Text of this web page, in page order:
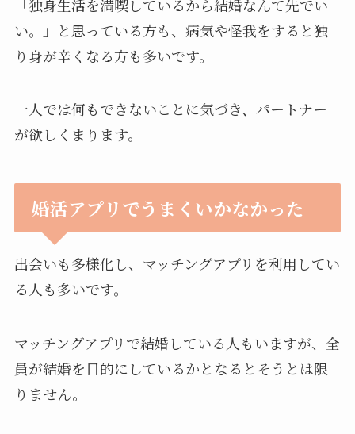
「独身生活を満喫しているから結婚なんて先でい
い。」と思っている方も、病気や怪我をすると独
り身が辛くなる方も多いです。
一人では何もできないことに気づき、パートナー
が欲しくまります。
婚活アプリでうまくいかなかった
出会いも多様化し、マッチングアプリを利用してい
る人も多いです。
マッチングアプリで結婚している人もいますが、全
員が結婚を目的にしているかとなるとそうとは限
りません。